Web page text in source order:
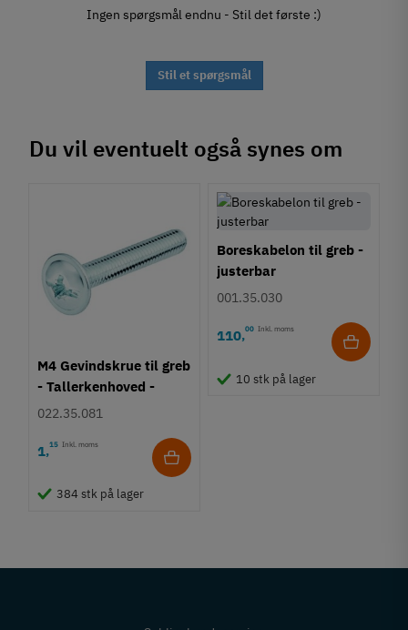
Ingen spørgsmål endnu - Stil det første :)
Stil et spørgsmål
Du vil eventuelt også synes om
M4 Gevindskrue til greb
- Tallerkenhoved -
Krydskærv
022.35.081
1,15 Inkl. moms
384 stk på lager
Boreskabelon til greb -
justerbar
001.35.030
110,00 Inkl. moms
10 stk på lager